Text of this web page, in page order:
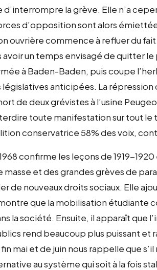
la grève. Elle n’a
d’opposition sont alors
ouvrière commence à refluer du
un temps envisagé de quitter
à Baden-Baden, puis coupe
anticipées. La répression
de deux grévistes à l’usine
toute manifestation sur tout
conservatrice 58% des voix,
confirme les leçons de 1919-
et des grandes grèves de
de nouveaux droits sociaux. Elle
que la mobilisation étudiante
la société. Ensuite, il apparaît que
rend beaucoup plus puissant et
mai et de juin nous rappelle que s’il
au système qui soit à la fois